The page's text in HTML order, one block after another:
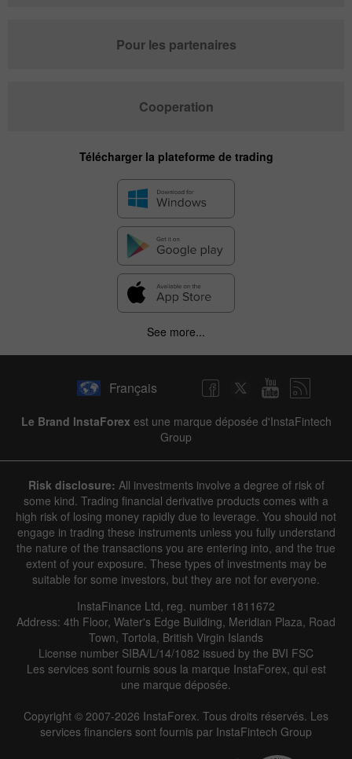
Pour les partenaires
Cooperation
Télécharger la plateforme de trading
See more...
Français
Le Brand InstaForex est une marque déposée d'InstaFintech
Group
Risk disclosure: All investments involve a degree of risk of
some kind. Trading financial derivative products comes with a
high risk of losing money rapidly due to leverage. You should not
engage in trading these instruments unless you fully understand
the nature of the transactions you are entering into, and the true
extent of your exposure. These types of investments may be
suitable for some investors, but they are not for everyone.
InstaFinance Ltd, reg. number 1811672
Address: 4th Floor, Water's Edge Building, Meridian Plaza, Road
Town, Tortola, British Virgin Islands
License number SIBA/L/14/1082 issued by the BVI FSC
Les services sont fournis sous la marque InstaForex, qui est
une marque déposée.
Copyright © 2007-2026 InstaForex. Tous droits réservés. Les
services financiers sont fournis par InstaFintech Group